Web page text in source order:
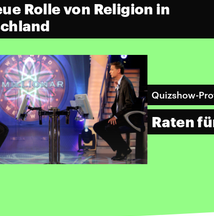
Rolle von Religion in
Quizshow-
Raten